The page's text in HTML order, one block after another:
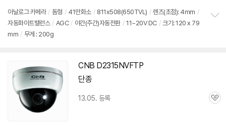
아날로그 카메라 / 돔형 / 41만화소 / 811x508(650TVL) / 렌즈(초점): 4mm /
자동화이트밸런스 / AGC / 야간(주간)자동전환 / 11~20V DC / 크기: 120 x 79
mm / 무게 : 200g
CNB D2315NVFTP
단종
13.05. 등록
관